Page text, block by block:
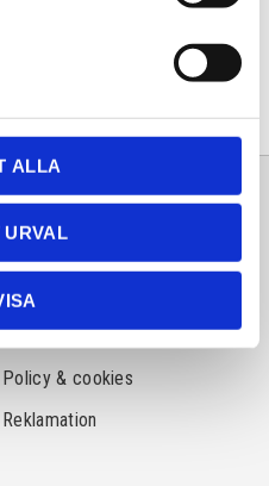
ALLA
URVAL
Information
Frågor & svar
Köpvillkor
Policy & cookies
Reklamation